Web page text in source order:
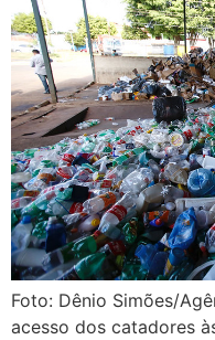
Foto: Dênio Simões/
acesso dos catadores